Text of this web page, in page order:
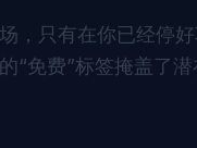
，只有在你已经停好
“免费”标签掩盖了